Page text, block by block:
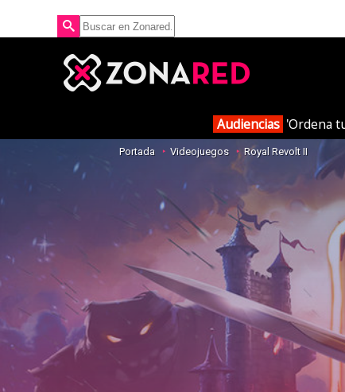
Audiencias 'Ordena
Portada Videojuegos Royal Revolt II